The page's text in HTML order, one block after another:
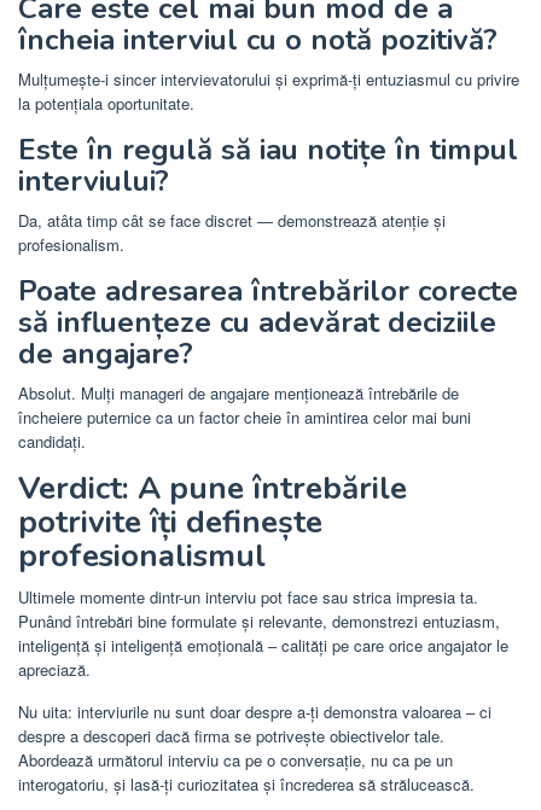
Care este cel mai bun mod de a
încheia interviul cu o notă pozitivă?
Mulțumește-i sincer intervievatorului și exprimă-ți entuziasmul cu privire
la potențiala oportunitate.
Este în regulă să iau notițe în timpul
interviului?
Da, atâta timp cât se face discret — demonstrează atenție și
profesionalism.
Poate adresarea întrebărilor corecte
să influențeze cu adevărat deciziile
de angajare?
Absolut. Mulți manageri de angajare menționează întrebările de
încheiere puternice ca un factor cheie în amintirea celor mai buni
candidați.
Verdict: A pune întrebările
potrivite îți definește
profesionalismul
Ultimele momente dintr-un interviu pot face sau strica impresia ta.
Punând întrebări bine formulate și relevante, demonstrezi entuziasm,
inteligență și inteligență emoțională – calități pe care orice angajator le
apreciază.
Nu uita: interviurile nu sunt doar despre a-ți demonstra valoarea – ci
despre a descoperi dacă firma se potrivește obiectivelor tale.
Abordează următorul interviu ca pe o conversație, nu ca pe un
interogatoriu, și lasă-ți curiozitatea și încrederea să strălucească.